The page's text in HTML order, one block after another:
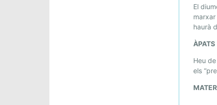
2
I
1
3
D
E
F
B
El
haurà
ÀPATS
Heu
els